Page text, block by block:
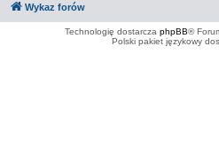
Wykaz forów
Technologię dostarcza phpBB®
Polski pakiet językowy